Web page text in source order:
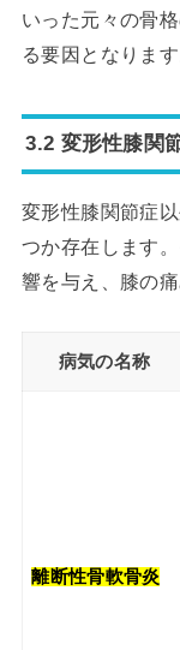
いった元々の骨
る要因となります
3.2 変形性膝関
変形性膝関節症
つか存在します
響を与え、膝の
病気の名称
離断性骨軟骨炎